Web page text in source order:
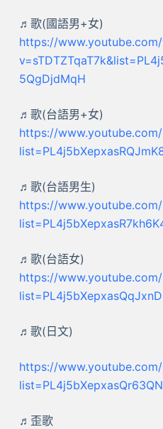
♬歌(國語男+女)
https://
5QgDjdMqH
♬歌(台語男+女)
https://
♬歌(台語男生)
https://
♬歌(台語女)
https://
♬歌(日文)
https://
♬歪歌